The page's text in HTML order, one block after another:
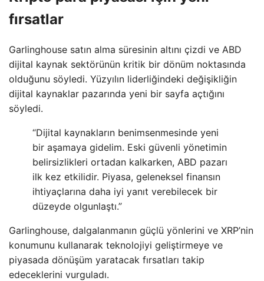
fırsatlar
Garlinghouse satın alma süresinin altını çizdi ve ABD
dijital kaynak sektörünün kritik bir dönüm noktasında
olduğunu söyledi. Yüzyılın liderliğindeki değişikliğin
dijital kaynaklar pazarında yeni bir sayfa açtığını
söyledi.
“Dijital kaynakların benimsenmesinde yeni
bir aşamaya gidelim. Eski güvenli yönetimin
belirsizlikleri ortadan kalkarken, ABD pazarı
ilk kez etkilidir. Piyasa, geleneksel finansın
ihtiyaçlarına daha iyi yanıt verebilecek bir
düzeyde olgunlaştı.”
Garlinghouse, dalgalanmanın güçlü yönlerini ve XRP’nin
konumunu kullanarak teknolojiyi geliştirmeye ve
piyasada dönüşüm yaratacak fırsatları takip
edeceklerini vurguladı.